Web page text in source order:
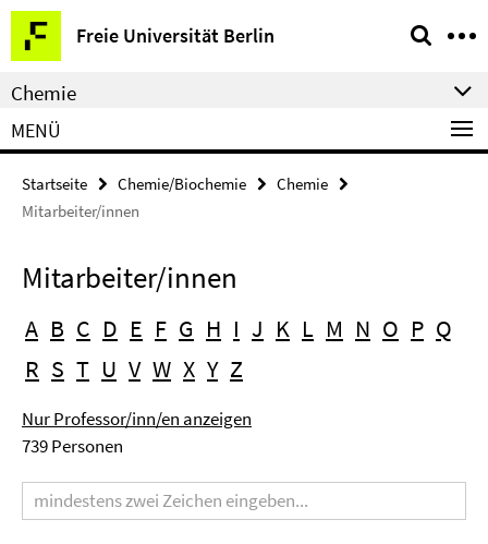
Springe
direkt
zu
Inhalt
Freie Universität Berlin
Service-
Navigation
Chemie
MENÜ
Startseite Chemie/Biochemie
Chemie
Mitarbeiter/innen
Mitarbeiter/innen
A B C D E F G H I J K L M N O P Q
R S T U V W X Y Z
Nur Professor/inn/en anzeigen
739 Personen